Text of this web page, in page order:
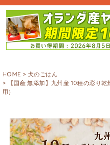
HOME
犬のごはん
【国産 無添加】九州産 10種の彩り
用）